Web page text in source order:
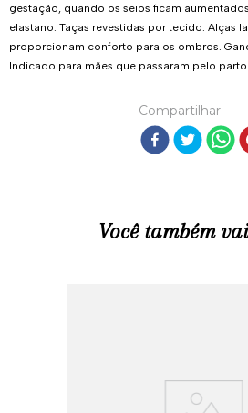
gestação, quando os seios ficam
elastano. Taças revestidas por tecido. Alças
proporcionam conforto para os ombros.
Indicado para mães que passaram pelo parto
Compartilhar
Você também